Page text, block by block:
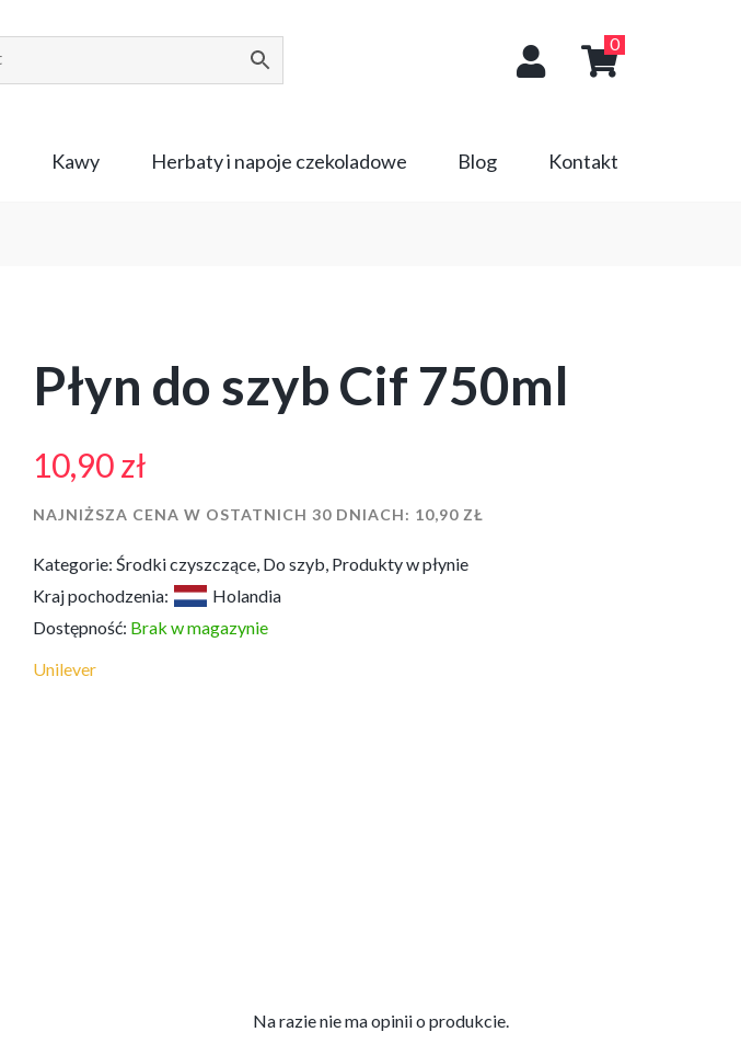
0
Kawy Herbaty i napoje czekoladowe Blog Kontakt
Płyn do szyb Cif 750ml
10,90zł
NAJNIŻSZA CENA W OSTATNICH 30 DNIACH: 10,90 ZŁ
Kategorie: Środki czyszczące, Do szyb, Produkty w płynie
Kraj pochodzenia:
Holandia
Dostępność: Brak w magazynie
Unilever
Na razie nie ma opinii o produkcie.